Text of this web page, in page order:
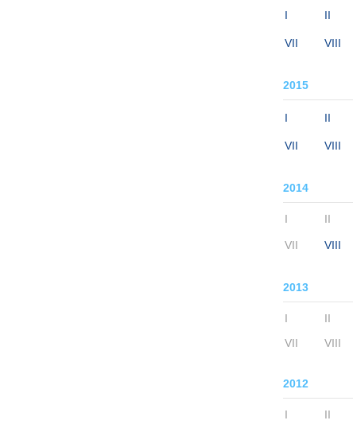
I II
VII VIII
2015
I II
VII VIII
2014
I II
VII VIII
2013
I II
VII
VIII
2012
I II